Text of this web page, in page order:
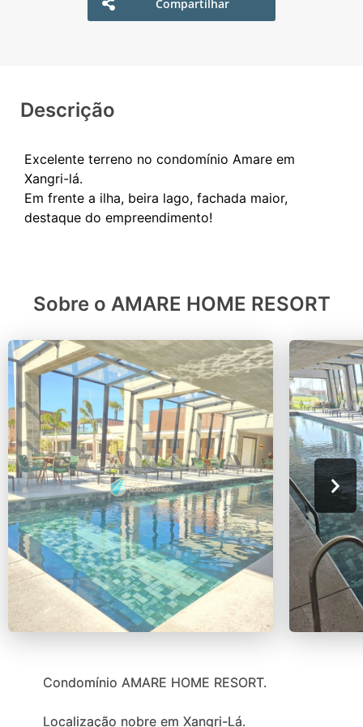
Compartilhar
Descrição
Excelente terreno no condomínio Amare em
Xangri-lá.
Em frente a ilha, beira lago, fachada maior,
Sobre o AMARE HOME RESORT
Condomínio AMARE HOME RESORT.
Localização nobre em Xangri-Lá.